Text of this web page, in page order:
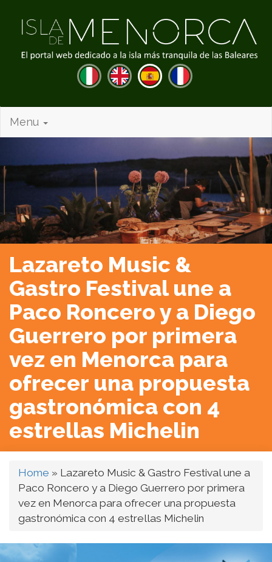
Menu
Lazareto Music &
Gastro Festival une a
Paco Roncero y a Diego
Guerrero por primera
vez en Menorca para
ofrecer una propuesta
gastronómica con 4
estrellas Michelin
Home » Lazareto Music & Gastro Festival une a
Paco Roncero y a Diego Guerrero por primera
vez en Menorca para ofrecer una propuesta
gastronómica con 4 estrellas Michelin